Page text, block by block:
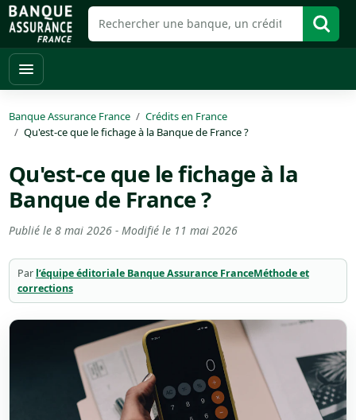
Banque Assurance France
Crédits en France
Qu'est-ce que le fichage à la Banque de France ?
Qu'est-ce que le fichage à la
Banque de France ?
Publié le 8 mai 2026- Modifié le 11 mai 2026
Par l’équipe éditoriale Banque Assurance FranceMéthode et
corrections